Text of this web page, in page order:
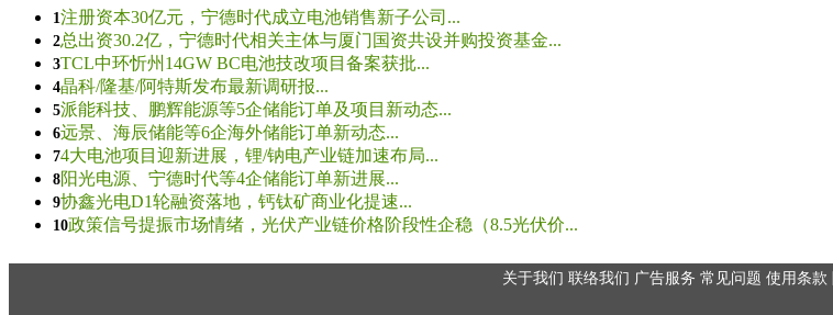
1注册资本30亿元，宁德时代成立电池销售新子公司...
2总出资30.2亿，宁德时代相关主体与厦门国资共设并购投资基金...
3TCL中环忻州14GW BC电池技改项目备案获批...
4晶科/隆基/阿特斯发布最新调研报...
5派能科技、鹏辉能源等5企储能订单及项目新动态...
6远景、海辰储能等6企海外储能订单新动态...
74大电池项目迎新进展，锂/钠电产业链加速布局...
8阳光电源、宁德时代等4企储能订单新进展...
9协鑫光电D1轮融资落地，钙钛矿商业化提速...
10政策信号提振市场情绪，光伏产业链价格阶段性企稳（8.5光伏价...
关于我们 联络我们 广告服务 常见问题 使用条款